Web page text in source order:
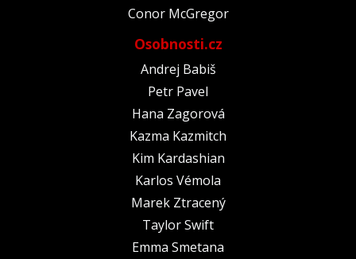
Conor McGregor
Osobnosti.cz
Andrej Babiš
Petr Pavel
Hana Zagorová
Kazma Kazmitch
Kim Kardashian
Karlos Vémola
Marek Ztracený
Taylor Swift
Emma Smetana